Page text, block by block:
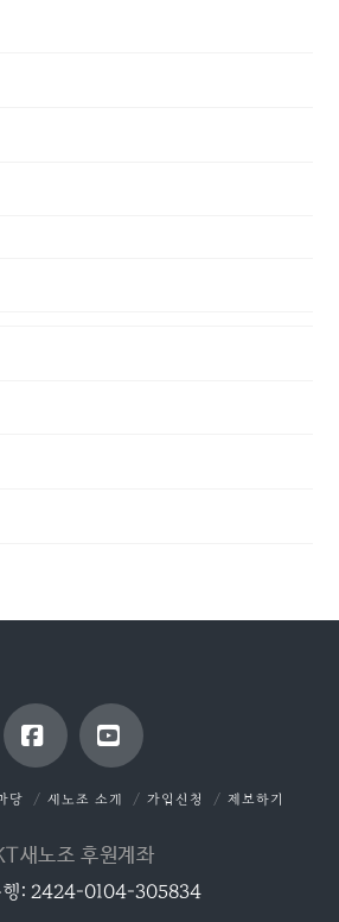
FacebookYouTube
당 새노조 소개 가입신청 제보하기
새노조 후원계좌
: 2424-0104-305834